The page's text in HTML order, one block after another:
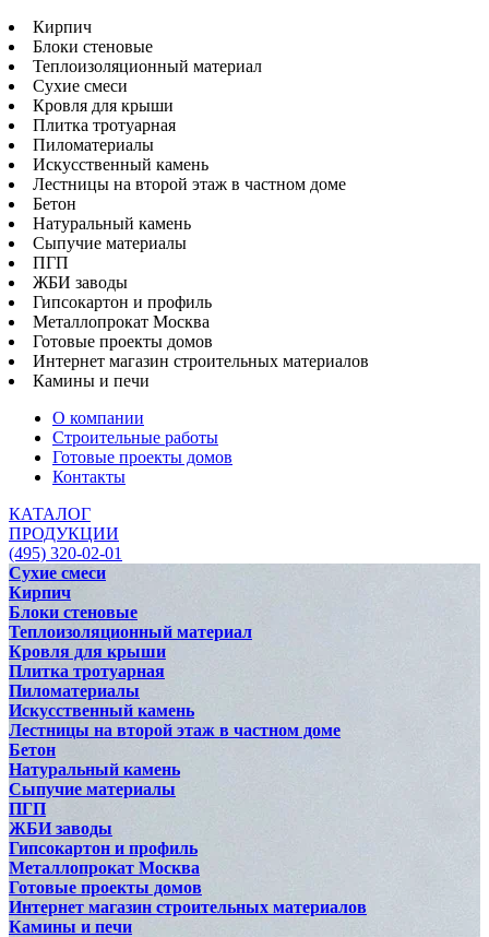
Кирпич
Блоки стеновые
Теплоизоляционный материал
Сухие смеси
Кровля для крыши
Плитка тротуарная
Пиломатериалы
Искусственный камень
Лестницы на второй этаж в частном доме
Бетон
Натуральный камень
Сыпучие материалы
ПГП
ЖБИ заводы
Гипсокартон и профиль
Металлопрокат Москва
Готовые проекты домов
Интернет магазин строительных материалов
Камины и печи
О компании
Строительные работы
Готовые проекты домов
Контакты
КАТАЛОГ
ПРОДУКЦИИ
(495) 320-02-01
Сухие смеси
Кирпич
Блоки стеновые
Теплоизоляционный материал
Кровля для крыши
Плитка тротуарная
Пиломатериалы
Искусственный камень
Лестницы на второй этаж в частном доме
Бетон
Натуральный камень
Сыпучие материалы
ПГП
ЖБИ заводы
Гипсокартон и профиль
Металлопрокат Москва
Готовые проекты домов
Интернет магазин строительных материалов
Камины и печи